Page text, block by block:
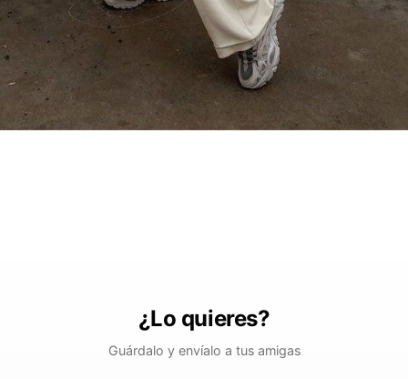
¿Lo quieres?
Guárdalo y envíalo a tus amigas